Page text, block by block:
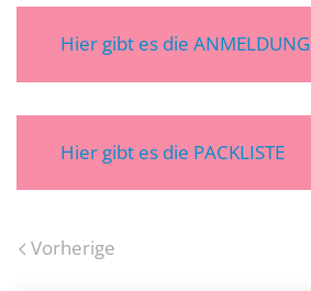
Hier gibt es die ANMELDUNG
Hier gibt es die PACKLISTE
Vorherige